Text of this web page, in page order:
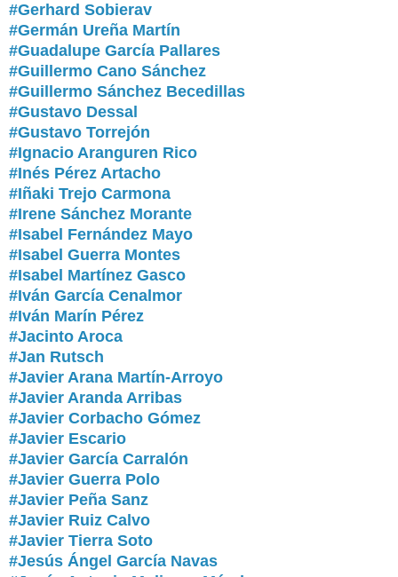
#Gerhard Sobierav
#Germán Ureña Martín
#Guadalupe García Pallares
#Guillermo Cano Sánchez
#Guillermo Sánchez Becedillas
#Gustavo Dessal
#Gustavo Torrejón
#Ignacio Aranguren Rico
#Inés Pérez Artacho
#Iñaki Trejo Carmona
#Irene Sánchez Morante
#Isabel Fernández Mayo
#Isabel Guerra Montes
#Isabel Martínez Gasco
#Iván García Cenalmor
#Iván Marín Pérez
#Jacinto Aroca
#Jan Rutsch
#Javier Arana Martín-Arroyo
#Javier Aranda Arribas
#Javier Corbacho Gómez
#Javier Escario
#Javier García Carralón
#Javier Guerra Polo
#Javier Peña Sanz
#Javier Ruiz Calvo
#Javier Tierra Soto
#Jesús Ángel García Navas